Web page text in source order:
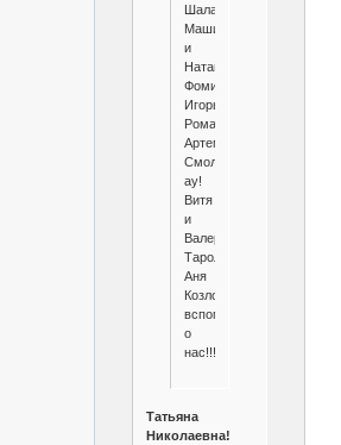
Шалагиной,
Маши
и
Наташи
Фоминых.
Игорь
Романюк,
Артем
Смолянков,
ау!
Витя
и
Валера
Тарола!
Аня
Козлова,
вспомни
о
нас!!!
Татьяна
Николаевна!